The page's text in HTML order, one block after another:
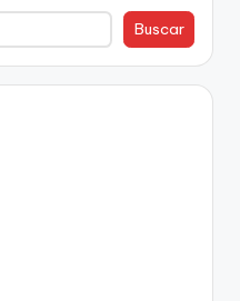
Buscar